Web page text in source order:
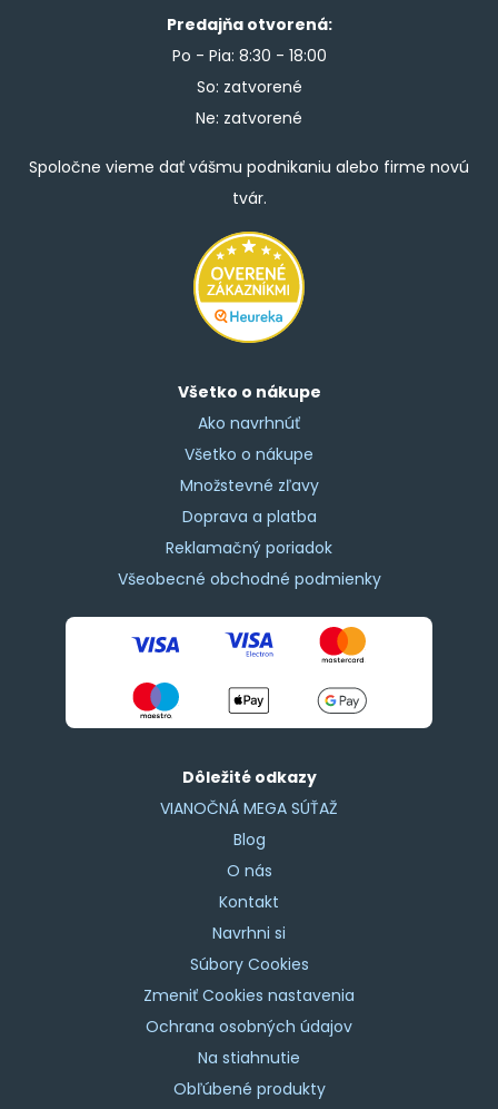
Predajňa otvorená:
Po - Pia: 8:30 - 18:00
So: zatvorené
Ne: zatvorené
Spoločne vieme dať vášmu podnikaniu alebo firme novú
tvár.
Všetko o nákupe
Ako navrhnúť
Všetko o nákupe
Množstevné zľavy
Doprava a platba
Reklamačný poriadok
Všeobecné obchodné podmienky
Dôležité odkazy
VIANOČNÁ MEGA SÚŤAŽ
Blog
O nás
Kontakt
Navrhni si
Súbory Cookies
Zmeniť Cookies nastavenia
Ochrana osobných údajov
Na stiahnutie
Obľúbené produkty